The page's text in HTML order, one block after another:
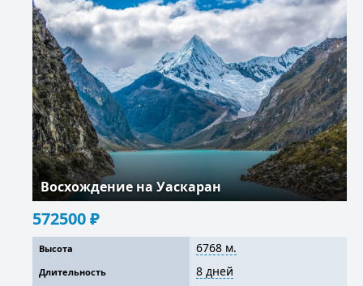
Восхождение на Уаскаран
572500₽
Высота 6768 м.
Длительность 8 дней